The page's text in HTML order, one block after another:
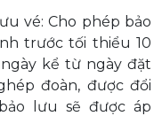
vé: Cho phép bảo
trước tối thiểu 10
kể từ ngày đặt
đoàn, được đổi
lưu sẽ được áp